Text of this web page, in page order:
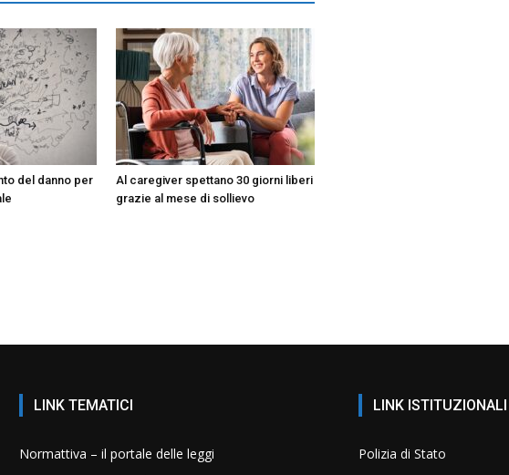
del danno per
Al caregiver spettano 30 giorni liberi
grazie al mese di sollievo
LINK TEMATICI
Normattiva – il portale delle leggi
LINK ISTITUZIONALI
Polizia di Stato